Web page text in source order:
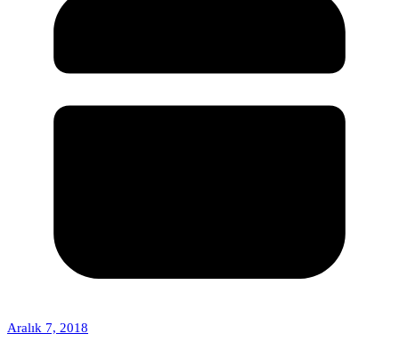
Aralık 7, 2018